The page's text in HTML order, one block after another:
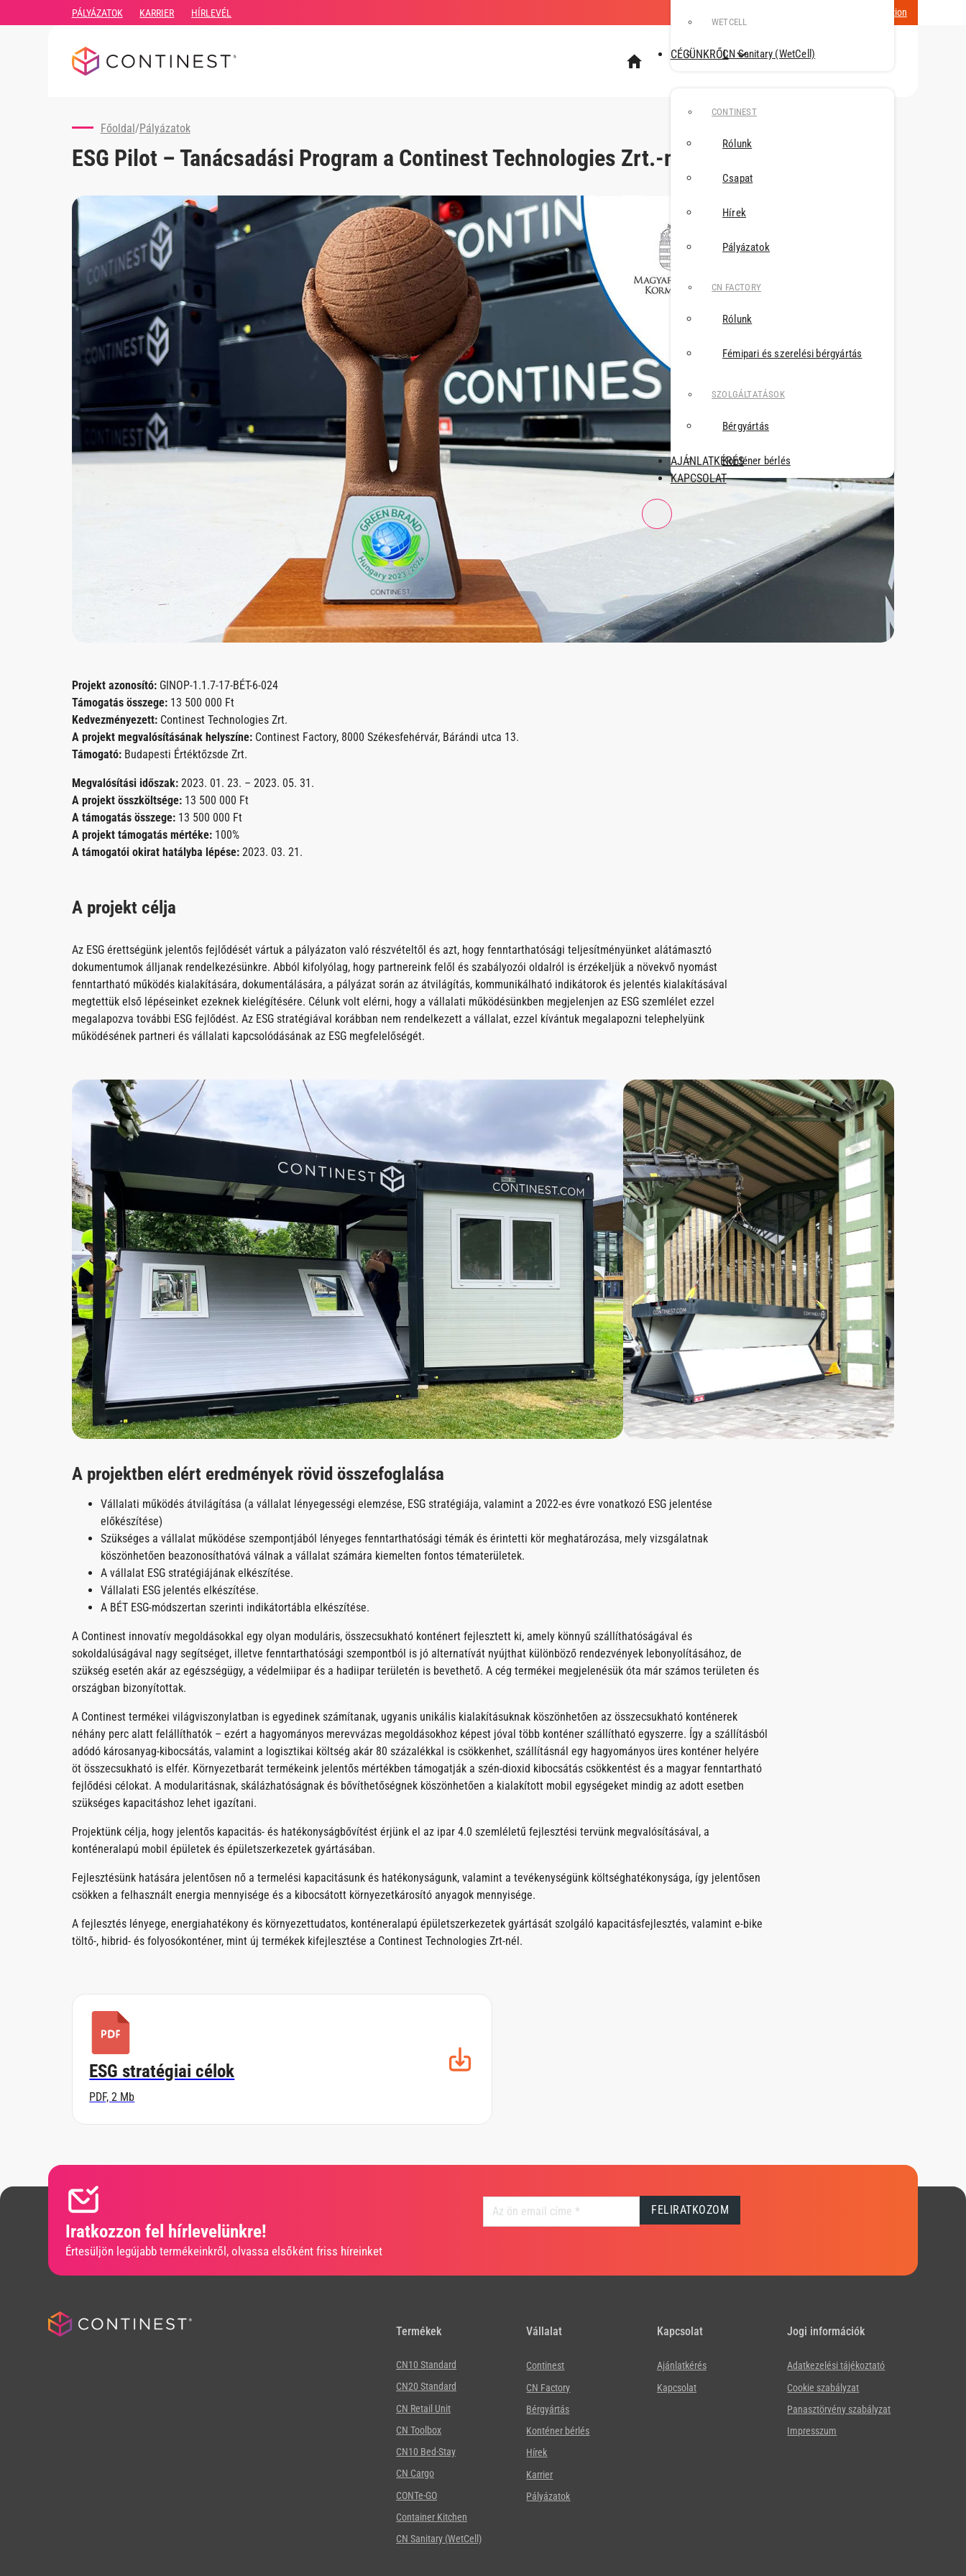
PÁLYÁZATOK KARRIER HÍRLEVÉL Magyarország / Change Location
WETCELL
CN Sanitary (WetCell)
CÉGÜNKRŐL
CONTINEST
Rólunk
Csapat
Hírek
Pályázatok
CN FACTORY
Rólunk
Fémipari és szerelési bérgyártás
SZOLGÁLTATÁSOK
Bérgyártás
Konténer bérlés
AJÁNLATKÉRÉS
KAPCSOLAT
Főoldal /Pályázatok
ESG Pilot – Tanácsadási Program a Continest Technologies Zrt.-nél
Projekt azonosító:GINOP-1.1.7-17-BÉT-6-024
Támogatás összege: 13 500 000 Ft
Kedvezményezett: Continest Technologies Zrt.
A projekt megvalósításának helyszíne: Continest Factory, 8000 Székesfehérvár, Bárándi utca 13.
Támogató: Budapesti Értéktőzsde Zrt.
Megvalósítási időszak:2023. 01. 23. – 2023. 05. 31.
A projekt összköltsége: 13 500 000 Ft
A támogatás összege: 13 500 000 Ft
A projekt támogatás mértéke:100%
A támogatói okirat hatályba lépése:2023. 03. 21.
A projekt célja
Az ESG érettségünk jelentős fejlődését vártuk a pályázaton való részvételtől és azt, hogy fenntarthatósági teljesítményünket alátámasztó
dokumentumok álljanak rendelkezésünkre. Abból kifolyólag, hogy partnereink felől és szabályozói oldalról is érzékeljük a növekvő nyomást
fenntartható működés kialakítására, dokumentálására, a pályázat során az átvilágítás, kommunikálható indikátorok és jelentés kialakításával
megtettük első lépéseinket ezeknek kielégítésére. Célunk volt elérni, hogy a vállalati működésünkben megjelenjen az ESG szemlélet ezzel
megalapozva további ESG fejlődést. Az ESG stratégiával korábban nem rendelkezett a vállalat, ezzel kívántuk megalapozni telephelyünk
működésének partneri és vállalati kapcsolódásának az ESG megfelelőségét.
A projektben elért eredmények rövid összefoglalása
Vállalati működés átvilágítása (a vállalat lényegességi elemzése, ESG stratégiája, valamint a 2022-es évre vonatkozó ESG jelentése
előkészítése)
Szükséges a vállalat működése szempontjából lényeges fenntarthatósági témák és érintetti kör meghatározása, mely vizsgálatnak
köszönhetően beazonosíthatóvá válnak a vállalat számára kiemelten fontos tématerületek.
A vállalat ESG stratégiájának elkészítése.
Vállalati ESG jelentés elkészítése.
A BÉT ESG-módszertan szerinti indikátortábla elkészítése.
A Continest innovatív megoldásokkal egy olyan moduláris, összecsukható konténert fejlesztett ki, amely könnyű szállíthatóságával és
sokoldalúságával nagy segítséget, illetve fenntarthatósági szempontból is jó alternatívát nyújthat különböző rendezvények lebonyolításához, de
szükség esetén akár az egészségügy, a védelmiipar és a hadiipar területén is bevethető. A cég termékei megjelenésük óta már számos területen és
országban bizonyítottak.
A Continest termékei világviszonylatban is egyedinek számítanak, ugyanis unikális kialakításuknak köszönhetően az összecsukható konténerek
néhány perc alatt felállíthatók – ezért a hagyományos merevvázas megoldásokhoz képest jóval több konténer szállítható egyszerre. Így a szállításból
adódó károsanyag-kibocsátás, valamint a logisztikai költség akár 80 százalékkal is csökkenhet, szállításnál egy hagyományos üres konténer helyére
öt összecsukható is elfér. Környezetbarát termékeink jelentős mértékben támogatják a szén-dioxid kibocsátás csökkentést és a magyar fenntartható
fejlődési célokat. A modularitásnak, skálázhatóságnak és bővíthetőségnek köszönhetően a kialakított mobil egységeket mindig az adott esetben
szükséges kapacitáshoz lehet igazítani.
Projektünk célja, hogy jelentős kapacitás- és hatékonyságbővítést érjünk el az ipar 4.0 szemléletű fejlesztési tervünk megvalósításával, a
konténeralapú mobil épületek és épületszerkezetek gyártásában.
Fejlesztésünk hatására jelentősen nő a termelési kapacitásunk és hatékonyságunk, valamint a tevékenységünk költséghatékonysága, így jelentősen
csökken a felhasznált energia mennyisége és a kibocsátott környezetkárosító anyagok mennyisége.
A fejlesztés lényege, energiahatékony és környezettudatos, konténeralapú épületszerkezetek gyártását szolgáló kapacitásfejlesztés, valamint e-bike
töltő-, hibrid- és folyosókonténer, mint új termékek kifejlesztése a Continest Technologies Zrt-nél.
ESG stratégiai célok
PDF, 2 Mb
Iratkozzon fel hírlevelünkre!
Értesüljön legújabb termékeinkről, olvassa elsőként friss híreinket
FELIRATKOZOM
Termékek
CN10 Standard
CN20 Standard
CN Retail Unit
CN Toolbox
CN10 Bed-Stay
CN Cargo
CONTe-GO
Container Kitchen
CN Sanitary (WetCell)
Vállalat
Continest
CN Factory
Bérgyártás
Konténer bérlés
Hírek
Karrier
Pályázatok
Kapcsolat
Ajánlatkérés
Kapcsolat
Jogi információk
Adatkezelési tájékoztató
Cookie szabályzat
Panasztörvény szabályzat
Impresszum